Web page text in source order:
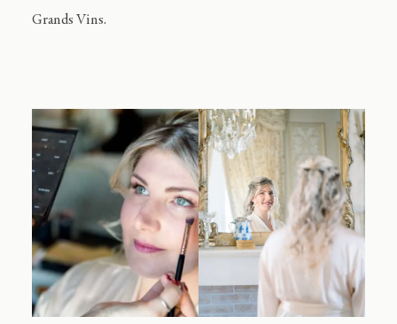
Grands Vins.